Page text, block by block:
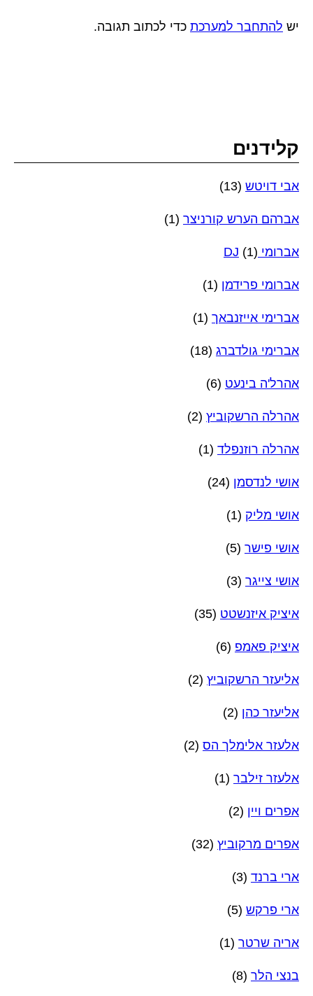
יש להתחבר למערכת כדי לכתוב תגובה.
קלידנים
אבי דויטש (13)
אברהם הערש קורניצר (1)
אברומי DJ (1)
אברומי פרידמן (1)
אברימי אייזנבאך (1)
אברימי גולדברג (18)
אהרל'ה בינעט (6)
אהרלה הרשקוביץ (2)
אהרלה רוזנפלד (1)
אושי לנדסמן (24)
אושי מליק (1)
אושי פישר (5)
אושי צייגר (3)
איציק איזנשטט (35)
איציק פאמפ (6)
אליעזר הרשקוביץ (2)
אליעזר כהן (2)
אלעזר אלימלך הס (2)
אלעזר זילבר (1)
אפרים ויין (2)
אפרים מרקוביץ (32)
ארי ברנד (3)
ארי פרקש (5)
אריה שרטר (1)
בנצי הלר (8)